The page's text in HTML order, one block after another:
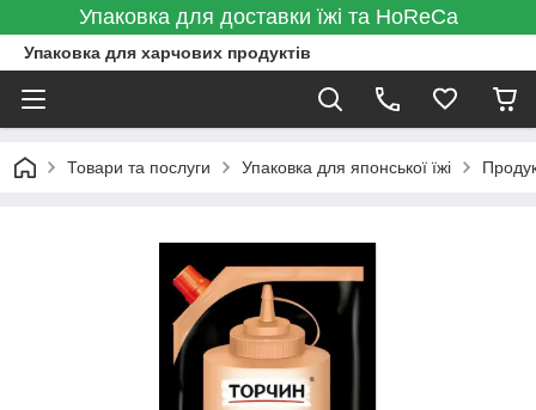
Упаковка для доставки їжі та HoReCa
Упаковка для харчових продуктів
Товари та послуги Упаковка для японської їжі